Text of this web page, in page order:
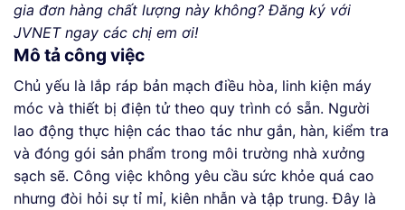
gia đơn hàng chất lượng này không? Đăng ký với
JVNET ngay các chị em ơi!
Mô tả công việc
Chủ yếu là lắp ráp bản mạch điều hòa, linh kiện máy
móc và thiết bị điện tử theo quy trình có sẵn. Người
lao động thực hiện các thao tác như gắn, hàn, kiểm tra
và đóng gói sản phẩm trong môi trường nhà xưởng
sạch sẽ. Công việc không yêu cầu sức khỏe quá cao
nhưng đòi hỏi sự tỉ mỉ, kiên nhẫn và tập trung. Đây là